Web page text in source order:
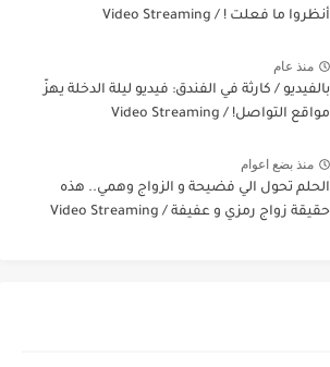
أنظروا ما فعلت ! / Video Streaming
منذ عام
بالفيديو / كارثة في الفندق: فيديو ليلة الدخلة يهزّ
مواقع التواصل! / Video Streaming
منذ بضع اعوام
الحلم تحول الي فضيحة و الزواج وهمي.. هذه
حقيقة زواج رمزي و عفيفة / Video Streaming